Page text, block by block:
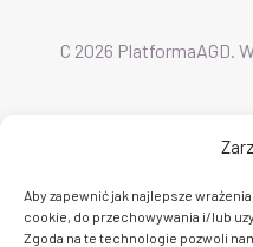
Aby zapewnić jak najlepsze
cookie, do przechowywania i/lub
Zgoda na te technologie pozwoli
C 2026 PlatformaAGD.